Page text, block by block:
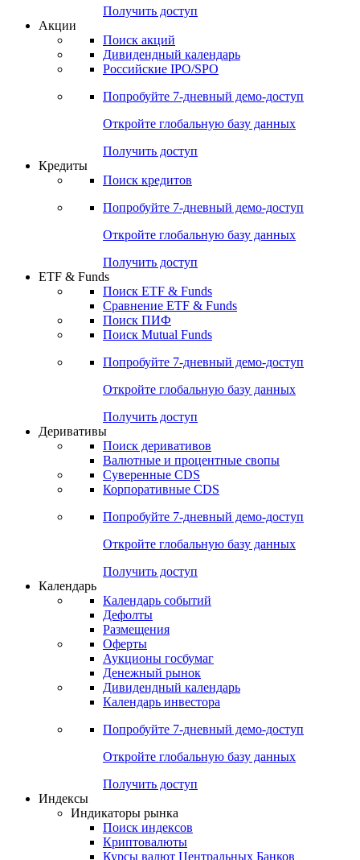
Попробуйте7-дневный
Откройте глобальную базу данных
Получить доступ
Поиск акций
Российские IPO/SPO
Попробуйте7-дневный
Откройте глобальную базу данных
Получить доступ
Поиск кредитов
Попробуйте7-дневный
Откройте глобальную базу данных
Получить доступ
ETF & Funds
Сравнение ETF & Funds
Поиск Mutual Funds
Попробуйте7-дневный
Откройте глобальную базу данных
Получить доступ
Деривативы
Валютные и процентные свопы
Корпоративные CDS
Попробуйте7-дневный
Откройте глобальную базу данных
Получить доступ
Календарь
Календарь событий
Дефолты
Размещения
Оферты
Денежный рынок
Календарь инвестора
Попробуйте7-дневный
Откройте глобальную базу данных
Получить доступ